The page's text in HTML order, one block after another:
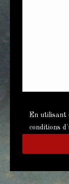
En utilisant
conditions